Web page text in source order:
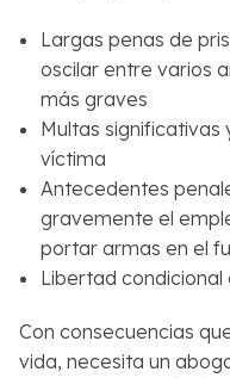
Largas penas de
oscilar entre varios
más graves
Multas significativas
víctima
Antecedentes
gravemente el
portar armas en el
Libertad condicional
Con consecuencias
vida, necesita un